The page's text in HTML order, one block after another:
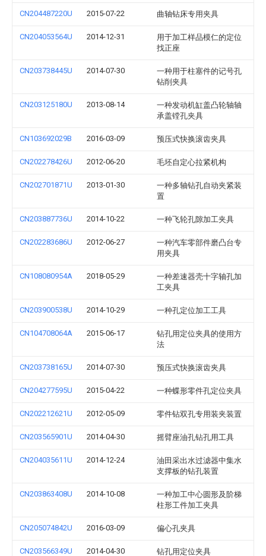
CN204487220U 2015-07-22 曲轴钻床专用夹具
CN204053564U 2014-12-31
用于加工样品模仁的定位
找正座
CN203738445U 2014-07-30
一种用于柱塞件的记号孔
钻削夹具
CN203125180U 2013-08-14
一种发动机缸盖凸轮轴轴
承盖镗孔夹具
CN103692029B 2016-03-09 预压式快换滚齿夹具
CN202278426U 2012-06-20 毛坯自定心拉紧机构
CN202701871U 2013-01-30
一种多轴钻孔自动夹紧装
置
CN203887736U 2014-10-22 一种飞轮孔隙加工夹具
CN202283686U 2012-06-27
一种汽车零部件磨凸台专
用夹具
CN108080954A 2018-05-29
一种差速器壳十字轴孔加
工夹具
CN203900538U 2014-10-29 一种孔定位加工工具
CN104708064A 2015-06-17
钻孔用定位夹具的使用方
法
CN203738165U 2014-07-30 预压式快换滚齿夹具
CN204277595U 2015-04-22 一种蝶形零件孔定位夹具
CN202212621U 2012-05-09 零件钻双孔专用装夹装置
CN203565901U 2014-04-30 摇臂座油孔钻孔用工具
CN204035611U 2014-12-24
油田采出水过滤器中集水
支撑板的钻孔装置
CN203863408U 2014-10-08
一种加工中心圆形及阶梯
柱形工件加工夹具
CN205074842U 2016-03-09 偏心孔夹具
CN203566349U 2014-04-30 钻孔用定位夹具